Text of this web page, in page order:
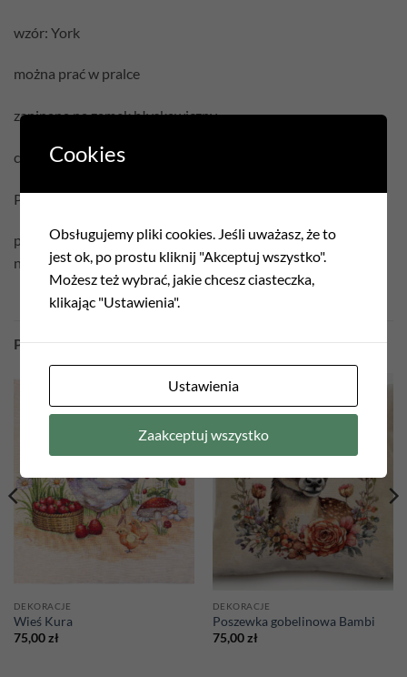
wzór: York
można prać w pralce
zapinana na zamek błyskawiczny
cena podana jest za samą poszewkę bez wypełnienia
Pielęgnacja:
prać w temperaturze 30°C
nie czyścić chemicznie
PODOBNE PRODUKTY
wishlist
DEKORACJE
Wieś Kura
75,00zł
Add to
DEKORACJE
Poszewka gobelinowa Bambi
75,00zł
Cookies
Obsługujemy pliki cookies. Jeśli uważasz, że to
jest ok, po prostu kliknij "Akceptuj wszystko".
Możesz też wybrać, jakie chcesz ciasteczka,
klikając "Ustawienia".
Ustawienia
Zaakceptuj wszystko